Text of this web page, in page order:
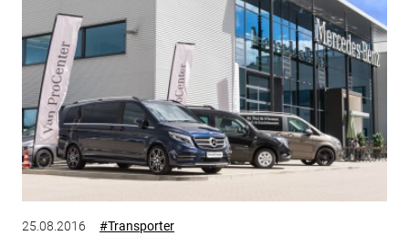
25.08.2016 #Transporter